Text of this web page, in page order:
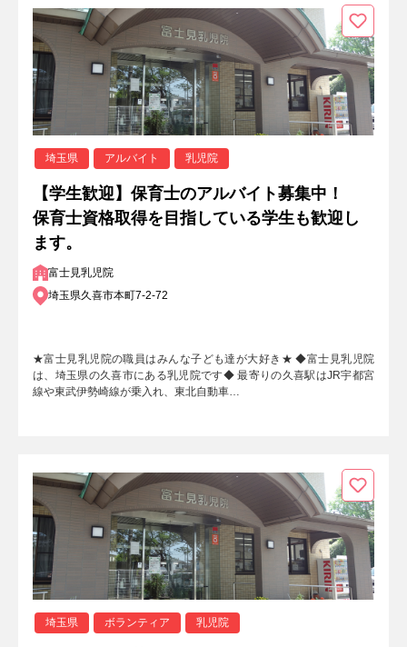
埼玉県 アルバイト 乳児院
【学生歓迎】保育士のアルバイト募集中！
保育士資格取得を目指している学生も歓迎し
ます。
富士見乳児院
埼玉県久喜市本町7-2-72
★富士見乳児院の職員はみんな子ども達が大好き★ ◆富士見乳児院
は、埼玉県の久喜市にある乳児院です◆ 最寄りの久喜駅はJR宇都宮
線や東武伊勢崎線が乗入れ、東北自動車…
埼玉県 ボランティア 乳児院